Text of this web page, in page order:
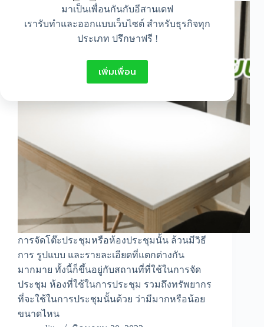
มาเป็นเพื่อนกันกับอีสานเดฟ
เรารับทำและออกแบบเว็บไซต์ สำหรับธุรกิจทุก
ประเภท ปรึกษาฟรี !
เพิ่มเพื่อน
การจัดโต๊ะประชุมหรือห้องประชุมนั้น ล้วนมีวิธี
การ รูปแบบ และรายละเอียดที่แตกต่างกัน
มากมาย ทั้งนี้ก็ขึ้นอยู่กับสถานที่ที่ใช้ในการจัด
ประชุม ห้องที่ใช้ในการประชุม รวมถึงทรัพยากร
ที่จะใช้ในการประชุมนั้นด้วย ว่ามีมากหรือน้อย
ขนาดไหน